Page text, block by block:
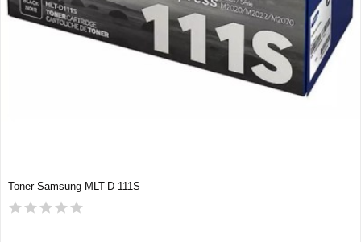
Toner Samsung MLT-D 111S